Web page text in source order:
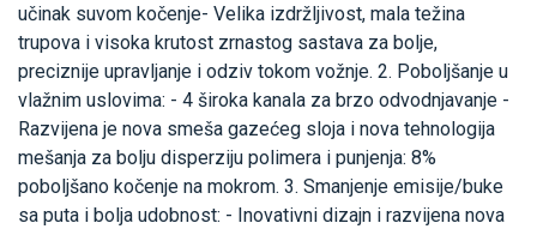
učinak suvom kočenje- Velika izdržljivost, mala težina
trupova i visoka krutost zrnastog sastava za bolje,
preciznije upravljanje i odziv tokom vožnje. 2. Poboljšanje u
vlažnim uslovima: - 4 široka kanala za brzo odvodnjavanje -
Razvijena je nova smeša gazećeg sloja i nova tehnologija
mešanja za bolju disperziju polimera i punjenja: 8%
poboljšano kočenje na mokrom. 3. Smanjenje emisije/buke
sa puta i bolja udobnost: - Inovativni dizajn i razvijena nova